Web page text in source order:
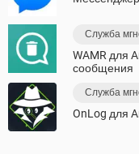
Служба
WAMR для
сообщения
Служба
OnLog для